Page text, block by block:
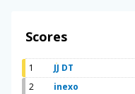
Scores
1 JJ DT
2
inexo